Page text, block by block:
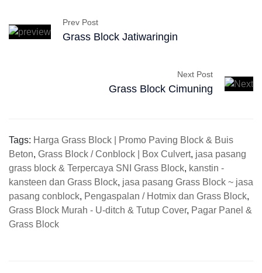
Prev Post
Grass Block Jatiwaringin
Next Post
Grass Block Cimuning
Tags: Harga Grass Block | Promo Paving Block & Buis
Beton, Grass Block / Conblock | Box Culvert, jasa pasang
grass block & Terpercaya SNI Grass Block, kanstin -
kansteen dan Grass Block, jasa pasang Grass Block ~ jasa
pasang conblock, Pengaspalan / Hotmix dan Grass Block,
Grass Block Murah - U-ditch & Tutup Cover, Pagar Panel &
Grass Block